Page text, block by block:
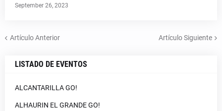
September 26, 2023
Artículo Anterior Artículo Siguiente
LISTADO DE EVENTOS
ALCANTARILLA GO!
ALHAURIN EL GRANDE GO!